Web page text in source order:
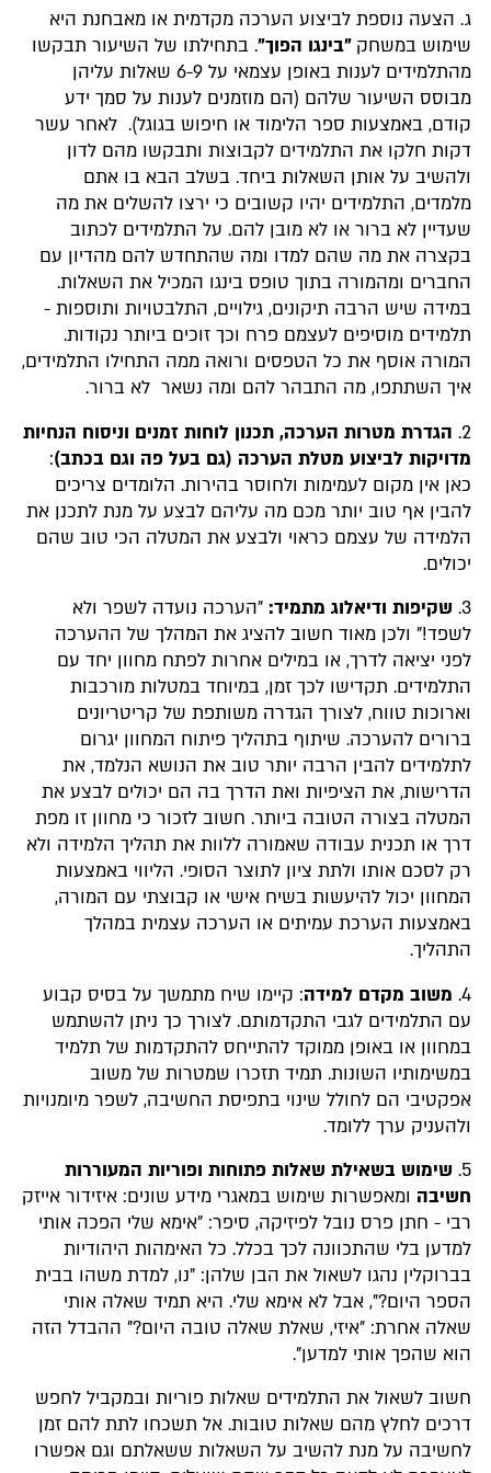
ג. הצעה נוספת לביצוע הערכה מקדמית או מאבחנת היא
שימוש במשחק"בינגו הפוך". בתחילתו של השיעור תבקשו
מהתלמידים לענות באופן עצמאי על 6-9 שאלות עליהן
מבוסס השיעור שלהם (הם מוזמנים לענות על סמך ידע
קודם, באמצעות ספר הלימוד או חיפוש בגוגל). לאחר עשר
דקות חלקו את התלמידים לקבוצות ותבקשו מהם לדון
ולהשיב על אותן השאלות ביחד. בשלב הבא בו אתם
מלמדים, התלמידים יהיו קשובים כי ירצו להשלים את מה
שעדיין לא ברור או לא מובן להם. על התלמידים לכתוב
בקצרה את מה שהם למדו ומה שהתחדש להם מהדיון עם
החברים ומהמורה בתוך טופס בינגו המכיל את השאלות.
במידה שיש הרבה תיקונים, גילויים, התלבטויות ותוספות -
תלמידים מוסיפים לעצמם פרח וכך זוכים ביותר נקודות.
המורה אוסף את כל הטפסים ורואה ממה התחילו התלמידים,
איך השתתפו, מה התבהר להם ומה נשאר לא ברור.
2. הגדרת מטרות הערכה, תכנון לוחות זמנים וניסוח הנחיות
מדויקות לביצוע מטלת הערכה (גם בעל פה וגם בכתב):
כאן אין מקום לעמימות ולחוסר בהירות. הלומדים צריכים
להבין אף טוב יותר מכם מה עליהם לבצע על מנת לתכנן את
הלמידה של עצמם כראוי ולבצע את המטלה הכי טוב שהם
יכולים.
3. שקיפות ודיאלוג מתמיד: "הערכה נועדה לשפר ולא
לשפד!" ולכן מאוד חשוב להציג את המהלך של ההערכה
לפני יציאה לדרך, או במילים אחרות לפתח מחוון יחד עם
התלמידים. תקדישו לכך זמן, במיוחד במטלות מורכבות
וארוכות טווח, לצורך הגדרה משותפת של קריטריונים
ברורים להערכה. שיתוף בתהליך פיתוח המחוון יגרום
לתלמידים להבין הרבה יותר טוב את הנושא הנלמד, את
הדרישות, את הציפיות ואת הדרך בה הם יכולים לבצע את
המטלה בצורה הטובה ביותר. חשוב לזכור כי מחוון זו מפת
דרך או תכנית עבודה שאמורה ללוות את תהליך הלמידה ולא
רק לסכם אותו ולתת ציון לתוצר הסופי. הליווי באמצעות
המחוון יכול להיעשות בשיח אישי או קבוצתי עם המורה,
באמצעות הערכת עמיתים או הערכה עצמית במהלך
התהליך.
4. משוב מקדם למידה: קיימו שיח מתמשך על בסיס קבוע
עם התלמידים לגבי התקדמותם. לצורך כך ניתן להשתמש
במחוון או באופן ממוקד להתייחס להתקדמות של תלמיד
במשימותיו השונות. תמיד תזכרו שמטרות של משוב
אפקטיבי הם לחולל שינוי בתפיסת החשיבה, לשפר מיומנויות
ולהעניק ערך ללומד.
5. שימוש בשאילת שאלות פתוחות ופוריות המעוררות
חשיבה ומאפשרות שימוש במאגרי מידע שונים: איזידור אייזק
רבי - חתן פרס נובל לפיזיקה, סיפר: "אימא שלי הפכה אותי
למדען בלי שהתכוונה לכך בכלל. כל האימהות היהודיות
בברוקלין נהגו לשאול את הבן שלהן: "נו, למדת משהו בבית
הספר היום?", אבל לא אימא שלי. היא תמיד שאלה אותי
שאלה אחרת: "איזי, שאלת שאלה טובה היום?" ההבדל הזה
הוא שהפך אותי למדען".
חשוב לשאול את התלמידים שאלות פוריות ובמקביל לחפש
דרכים לחלץ מהם שאלות טובות. אל תשכחו לתת להם זמן
לחשיבה על מנת להשיב על השאלות ששאלתם וגם אפשרו